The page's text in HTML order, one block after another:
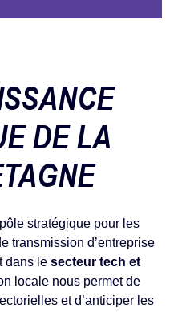
DE LA
stratégique pour les
transmission d’entreprise
dans le secteur tech et
locale nous permet de
et d’anticiper les